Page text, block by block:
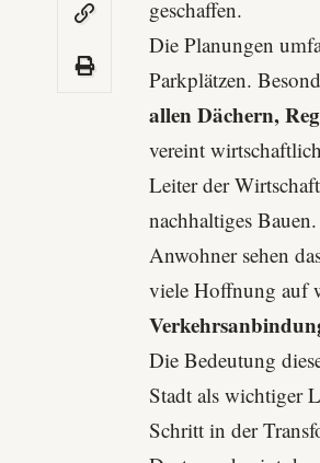
geschaffen.
Die Planungen
Parkplätzen.
allen Dächern,
vereint
Leiter der
nachhaltiges Bauen.
Anwohner sehen
viele Hoffnung auf
Die Bedeutung
Stadt als wichtiger
Schritt in der